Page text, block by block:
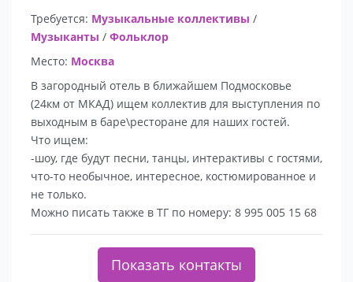
Требуется: Музыкальные коллективы /
Музыканты / Фольклор
Место: Москва
В загородный отель в ближайшем Подмосковье
(24км от МКАД) ищем коллектив для выступления по
выходным в баре\ресторане для наших гостей.
Что ищем:
-шоу, где будут песни, танцы, интерактивы с гостями,
что-то необычное, интересное, костюмированное и
не только.
Можно писать также в ТГ по номеру: 8 995 005 15 68
Показать контакты